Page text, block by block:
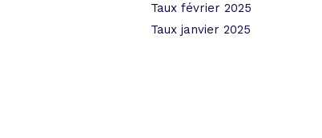
Taux février 2025
Taux janvier 2025